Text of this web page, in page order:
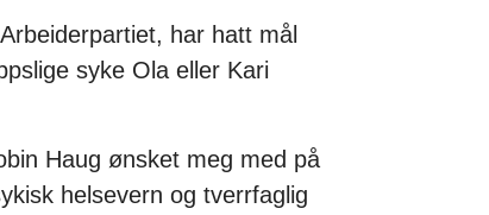
har hatt mål
syke Ola eller Kari
Haug ønsket meg med på
helsevern og tverrfaglig